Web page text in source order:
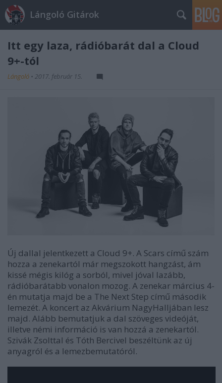
Lángoló Gitárok
Itt egy laza, rádióbarát dal a Cloud
9+-tól
Lángoló • 2017. február 15.
Új dallal jelentkezett a Cloud 9+. A Scars című szám
hozza a zenekartól már megszokott hangzást, ám
kissé mégis kilóg a sorból, mivel jóval lazább,
rádióbarátabb vonalon mozog. A zenekar március 4-
én mutatja majd be a The Next Step című második
lemezét. A koncert az Akvárium NagyHalljában lesz
majd. Alább bemutatjuk a dal szöveges videóját,
illetve némi információ is van hozzá a zenekartól.
Szivák Zsolttal és Tóth Bercivel beszéltünk az új
anyagról és a lemezbemutatóról.